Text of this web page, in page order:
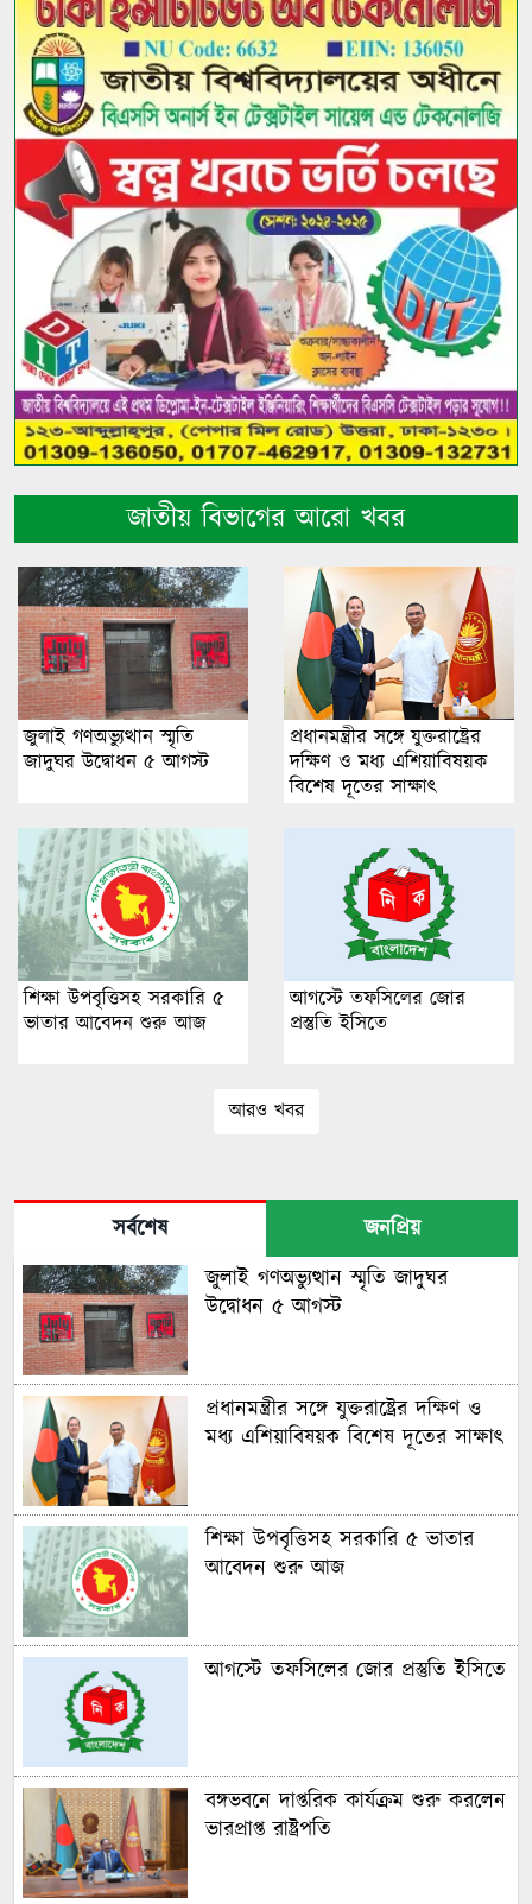
জাতীয় বিভাগের আরো খবর
জুলাই গণঅভ্যুত্থান স্মৃতি
জাদুঘর উদ্বোধন ৫ আগস্ট
প্রধানমন্ত্রীর সঙ্গে যুক্তরাষ্ট্রের
দক্ষিণ ও মধ্য এশিয়াবিষয়ক
বিশেষ দূতের সাক্ষাৎ
শিক্ষা উপবৃত্তিসহ সরকারি ৫
ভাতার আবেদন শুরু আজ
আগস্টে তফসিলের জোর
প্রস্তুতি ইসিতে
আরও খবর
সর্বশেষ
জনপ্রিয়
জুলাই গণঅভ্যুত্থান স্মৃতি জাদুঘর
উদ্বোধন ৫ আগস্ট
প্রধানমন্ত্রীর সঙ্গে যুক্তরাষ্ট্রের দক্ষিণ ও
মধ্য এশিয়াবিষয়ক বিশেষ দূতের সাক্ষাৎ
শিক্ষা উপবৃত্তিসহ সরকারি ৫ ভাতার
আবেদন শুরু আজ
আগস্টে তফসিলের জোর প্রস্তুতি ইসিতে
বঙ্গভবনে দাপ্তরিক কার্যক্রম শুরু করলেন
ভারপ্রাপ্ত রাষ্ট্রপতি